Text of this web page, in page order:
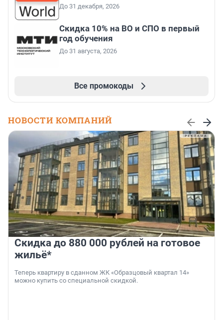
До 31 декабря, 2026
Скидка 10% на ВО и СПО в первый
год обучения
До 31 августа, 2026
Все промокоды
НОВОСТИ КОМПАНИЙ
Скидка до 880 000 рублей на готовое
жильё*
Теперь квартиру в сданном ЖК «Образцовый квартал 14»
можно купить со специальной скидкой.